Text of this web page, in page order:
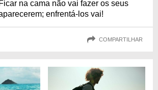
na cama não vai fazer os seus
enfrentá-los vai!
COMPARTILHAR